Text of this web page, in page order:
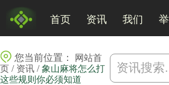
首页 资讯 我们
您当前位置：
网站首
页 / 资讯 /象山麻将怎么打
这些规则你必须知道